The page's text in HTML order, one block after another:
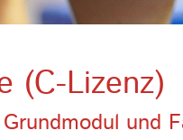
(C-Lizenz)
und